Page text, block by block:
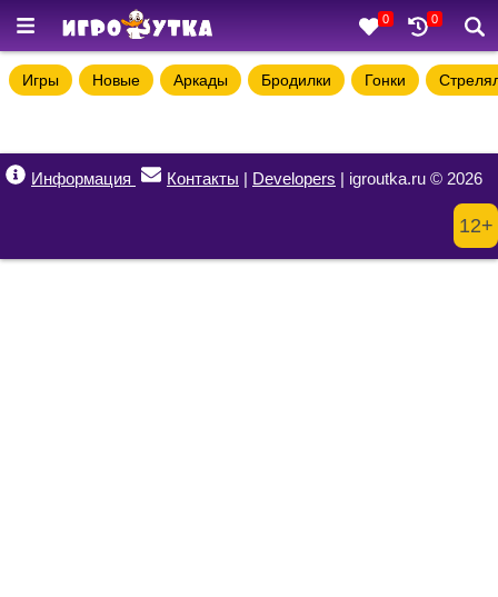
0 0
Игры Новые Аркады Бродилки Гонки
Информация Контакты | Developers | igroutka.ru © 2026
12+